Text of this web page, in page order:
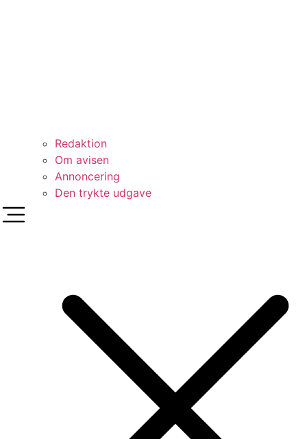
Redaktion
Om avisen
Annoncering
Den trykte udgave